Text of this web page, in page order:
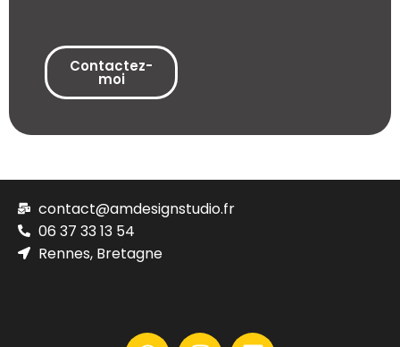
Contactez-
moi
contact@amdesignstudio.fr
06 37 33 13 54
Rennes, Bretagne